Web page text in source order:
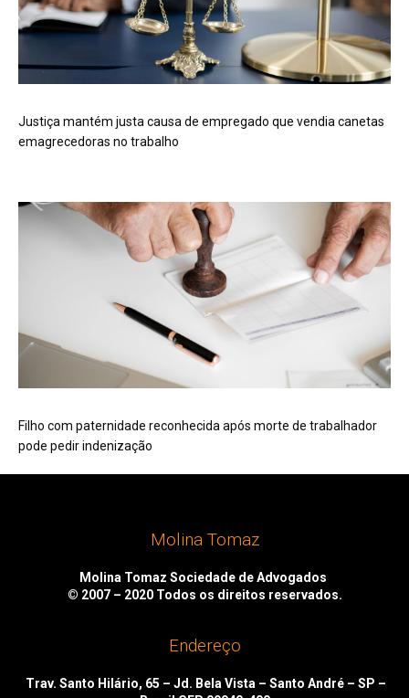
Justiça mantém justa causa de empregado que vendia canetas
emagrecedoras no trabalho
Filho com paternidade reconhecida após morte de trabalhador
pode pedir indenização
Molina Tomaz
Molina Tomaz Sociedade de Advogados
© 2007 – 2020 Todos os direitos reservados.
Endereço
Trav. Santo Hilário, 65 – Jd. Bela Vista – Santo André – SP –